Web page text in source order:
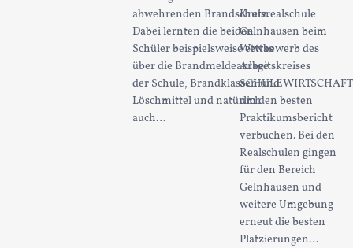
abwehrenden Brandschutz.
Dabei lernten die beiden
Schüler beispielsweise etwas
über die Brandmeldeanlage
der Schule, Brandklassen und
Löschmittel und natürlich
auch…
Kreisrealschule
Gelnhausen beim
Wettbewerb des
Arbeitskreises
SCHULEWIRTSCHAFT
um den besten
Praktikumsbericht
verbuchen. Bei den
Realschulen gingen
für den Bereich
Gelnhausen und
weitere Umgebung
erneut die besten
Platzierungen…